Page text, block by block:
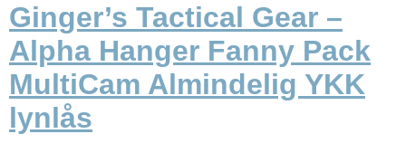
Ginger’s Tactical Gear –
Alpha Hanger Fanny Pack
MultiCam Almindelig YKK
lynlås